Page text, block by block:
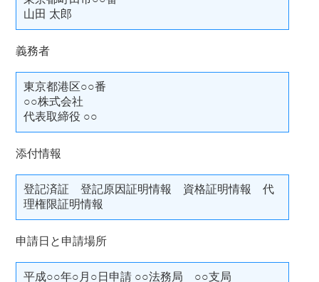
山田 太郎
義務者
東京都港区○○番
○○株式会社
代表取締役 ○○
添付情報
登記済証 登記原因証明情報 資格証明情報 代
理権限証明情報
申請日と申請場所
平成○○年○月○日申請 ○○法務局 ○○支局